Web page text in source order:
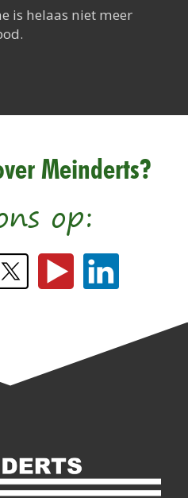
tijdperk
is helaas niet meer
Meinderts?
op: